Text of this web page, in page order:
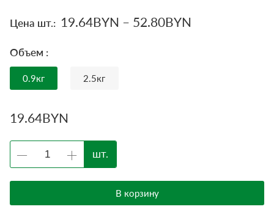
Цена шт.: 19.64BYN – 52.80BYN
Объем :
0.9кг 2.5кг
19.64BYN
шт.
В корзину